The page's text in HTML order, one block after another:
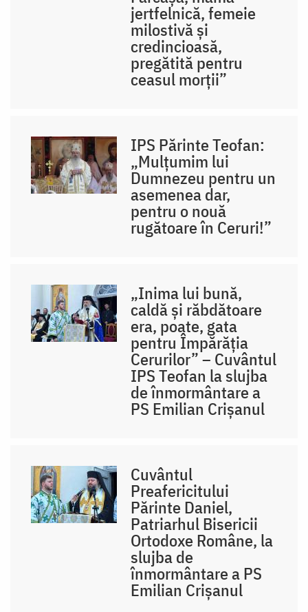
jertfelnică, femeie
milostivă și
credincioasă,
pregătită pentru
ceasul morții”
IPS Părinte Teofan:
„Mulțumim lui
Dumnezeu pentru un
asemenea dar,
pentru o nouă
rugătoare în Ceruri!”
„Inima lui bună,
caldă și răbdătoare
era, poate, gata
pentru Împărăția
Cerurilor” – Cuvântul
IPS Teofan la slujba
de înmormântare a
PS Emilian Crișanul
Cuvântul
Preafericitului
Părinte Daniel,
Patriarhul Bisericii
Ortodoxe Române, la
slujba de
înmormântare a PS
Emilian Crișanul